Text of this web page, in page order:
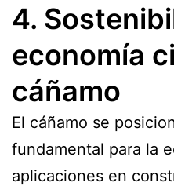
4.
economía
cáñamo
El cáñamo se
fundamental para la
aplicaciones en